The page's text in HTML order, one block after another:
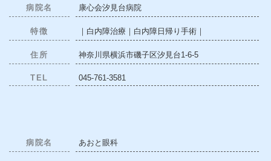
病院名 康心会汐見台病院
特徴 ｜白内障治療｜白内障日帰り手術｜
住所 神奈川県横浜市磯子区汐見台1-6-5
TEL 045-761-3581
病院名 あおと眼科